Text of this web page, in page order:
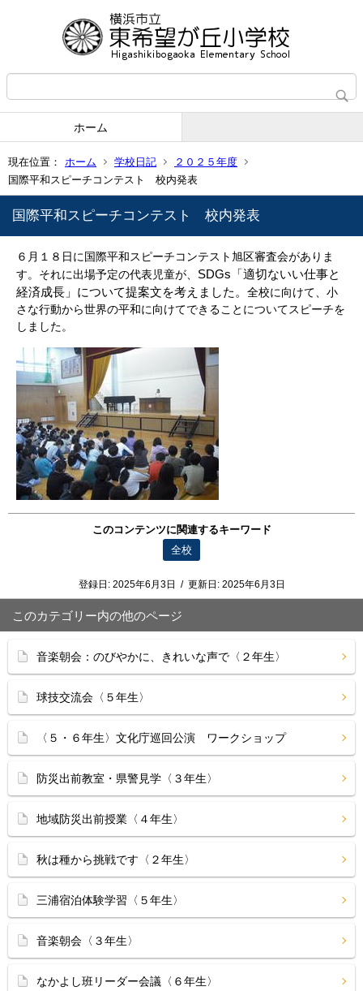
ホーム
現在位置： ホーム 学校日記
２０２５年度
国際平和スピーチコンテスト 校内発表
国際平和スピーチコンテスト 校内発表
６月１８日に国際平和スピーチコンテスト旭区審査会がありま
す。それに出場予定の代表児童が、 SDGs「適切ないい仕事と
経済成長」について提案文を考えました。 全校に向けて、小
さな行動から世界の平和に向けてできることについてスピーチを
しました。
このコンテンツに関連するキーワード
全校
登録日: 2025年6月3日 / 更新日: 2025年6月3日
このカテゴリー内の他のページ
音楽朝会：のびやかに、きれいな声で〈２年生〉
球技交流会〈５年生〉
〈５・６年生〉文化庁巡回公演 ワークショップ
防災出前教室・県警見学〈３年生〉
地域防災出前授業〈４年生〉
秋は種から挑戦です〈２年生〉
三浦宿泊体験学習〈５年生〉
音楽朝会〈３年生〉
なかよし班リーダー会議〈６年生〉